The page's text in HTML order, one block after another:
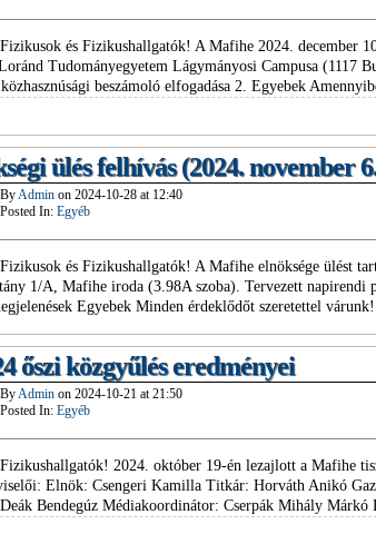
és Fizikushallgatók! A Mafihe 2024. december
Tudományegyetem Lágymányosi Campusa (1117
beszámoló elfogadása 2. Egyebek
ülés felhívás (2024. november
ByAdmin on2024-10-28 at 12:40
Posted In:Egyéb
és Fizikushallgatók! A Mafihe elnöksége ülést
1/A, Mafihe iroda (3.98A szoba). Tervezett napirendi
Egyebek Minden érdeklődőt szeretettel várunk!
őszi közgyűlés eredményei
ByAdmin on2024-10-21 at21:50
Posted In:Egyéb
2024. október 19-én lezajlott a Mafihe
Elnök: Csengeri Kamilla Titkár: Horváth Anikó
Bendegúz Médiakoordinátor: Cserpák Mihály Márkó